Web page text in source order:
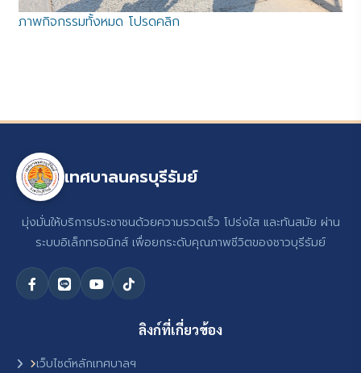
ภาพกิจกรรมทั้งหมด โปรดคลิก
เทศบาลนครบุรีรัมย์
มุ่งมั่นให้บริการประชาชนด้วยความรวดเร็ว โปร่งใส และทันสมัย ผ่าน
ระบบอิเล็กทรอนิกส์ เพื่อยกระดับคุณภาพชีวิตของชาวบุรีรัมย์
ลิงก์ที่เกี่ยวข้อง
เว็บไซต์หลักเทศบาลฯ